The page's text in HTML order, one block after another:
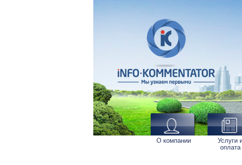
О компании
Услуги
оплата